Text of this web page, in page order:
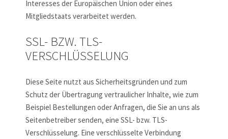
Interesses der Europäischen Union oder eines
Mitgliedstaats verarbeitet werden.
SSL- BZW. TLS-
VERSCHLÜSSELUNG
Diese Seite nutzt aus Sicherheitsgründen und zum
Schutz der Übertragung vertraulicher Inhalte, wie zum
Beispiel Bestellungen oder Anfragen, die Sie an uns als
Seitenbetreiber senden, eine SSL- bzw. TLS-
Verschlüsselung. Eine verschlüsselte Verbindung